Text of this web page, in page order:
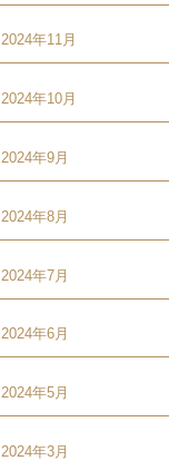
2024年11月
2024年10月
2024年9月
2024年8月
2024年7月
2024年6月
2024年5月
2024年3月